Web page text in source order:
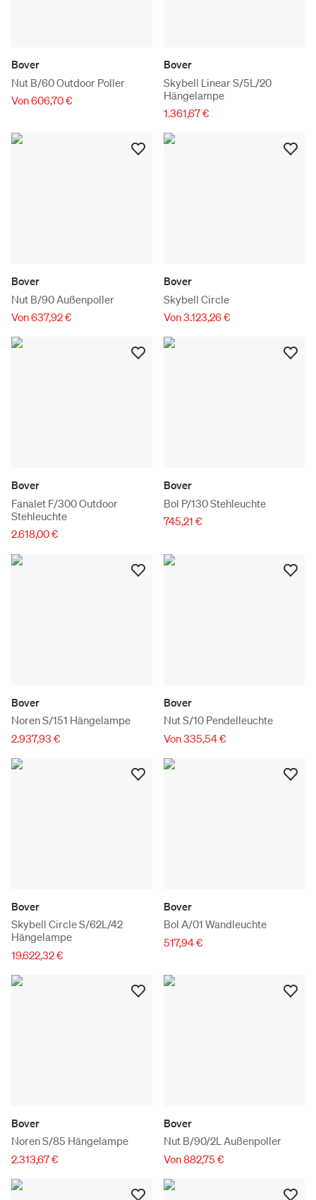
Bover
Nut B/60 Outdoor Poller
Von 606,70 €
Bover
Skybell Linear S/5L/20
Hängelampe
1.361,67 €
Bover
Nut B/90 Außenpoller
Von 637,92 €
Bover
Skybell Circle
Von 3.123,26 €
Bover
Fanalet F/300 Outdoor
Stehleuchte
2.618,00 €
Bover
Bol P/130 Stehleuchte
745,21 €
Bover
Noren S/151 Hängelampe
2.937,93 €
Bover
Nut S/10 Pendelleuchte
Von 335,54 €
Bover
Skybell Circle S/62L/42
Hängelampe
19.622,32 €
Bover
Bol A/01 Wandleuchte
517,94 €
Bover
Noren S/85 Hängelampe
2.313,67 €
Bover
Nut B/90/2L Außenpoller
Von 882,75 €